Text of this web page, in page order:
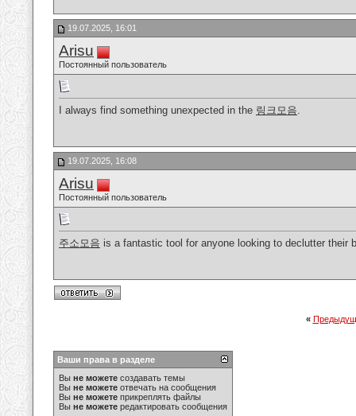
19.07.2025, 16:01
Arisu
Постоянный пользователь
I always find something unexpected in the 링크모음.
19.07.2025, 16:08
Arisu
Постоянный пользователь
주소모음 is a fantastic tool for anyone looking to declutter their
«
Ваши права в разделе
Вы не можете создавать темы
Вы не можете отвечать на сообщения
Вы не можете прикреплять файлы
Вы не можете редактировать сообщения